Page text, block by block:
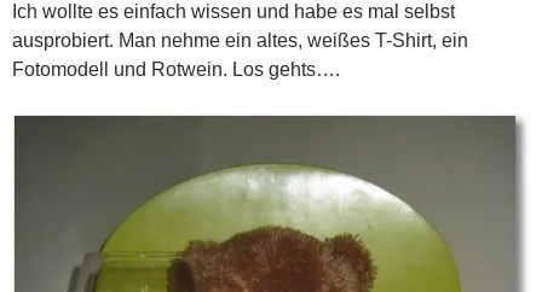
Ich wollte es einfach wissen und habe es mal selbst
ausprobiert. Man nehme ein altes, weißes T-Shirt, ein
Fotomodell und Rotwein. Los gehts….